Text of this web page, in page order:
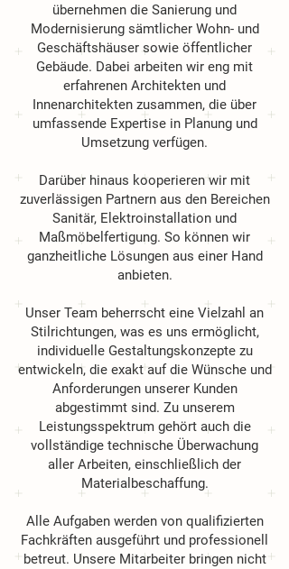
übernehmen die Sanierung und
Modernisierung sämtlicher Wohn- und
Geschäftshäuser sowie öffentlicher
Gebäude. Dabei arbeiten wir eng mit
erfahrenen Architekten und
Innenarchitekten zusammen, die über
umfassende Expertise in Planung und
Umsetzung verfügen.
Darüber hinaus kooperieren wir mit
zuverlässigen Partnern aus den Bereichen
Sanitär, Elektroinstallation und
Maßmöbelfertigung. So können wir
ganzheitliche Lösungen aus einer Hand
anbieten.
Unser Team beherrscht eine Vielzahl an
Stilrichtungen, was es uns ermöglicht,
individuelle Gestaltungskonzepte zu
entwickeln, die exakt auf die Wünsche und
Anforderungen unserer Kunden
abgestimmt sind. Zu unserem
Leistungsspektrum gehört auch die
vollständige technische Überwachung
aller Arbeiten, einschließlich der
Materialbeschaffung.
Alle Aufgaben werden von qualifizierten
Fachkräften ausgeführt und professionell
betreut. Unsere Mitarbeiter bringen nicht